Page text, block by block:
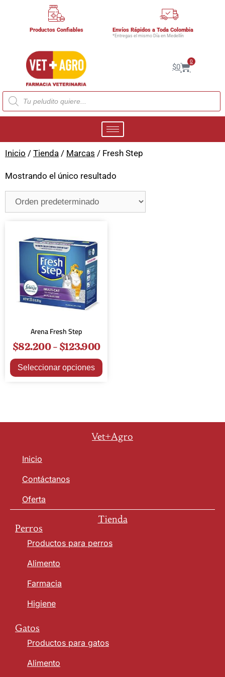
Productos Confiables Envíos Rápidos a Toda Colombia
*Entregas el mismo Día en Medellín
$0
0
Inicio / Tienda / Marcas / Fresh Step
Mostrando el único resultado
Arena Fresh Step
$82.200-$123.900
Seleccionar opciones
Vet+Agro
Inicio
Contáctanos
Oferta
Tienda
Perros
Productos para perros
Alimento
Farmacia
Higiene
Gatos
Productos para gatos
Alimento